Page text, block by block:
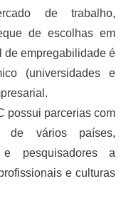
de trabalho,
de escolhas em
de empregabilidade é
(universidades e
possui parcerias com
de vários países,
pesquisadores a
e culturas